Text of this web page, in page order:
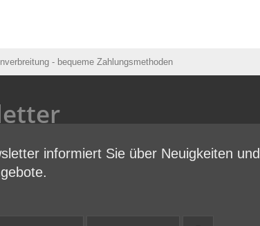
informiert Sie über Neuigkeiten und